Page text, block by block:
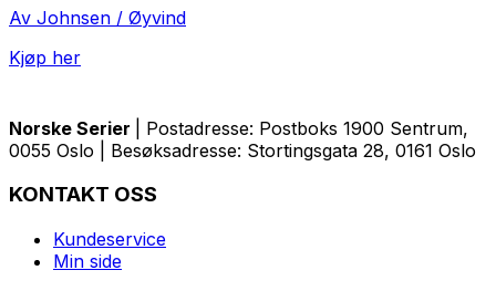
Av Johnsen / Øyvind
Kjøp her
Norske Serier
| Postadresse: Postboks 1900 Sentrum,
0055 Oslo | Besøksadresse: Stortingsgata 28, 0161 Oslo
KONTAKT OSS
Kundeservice
Min side